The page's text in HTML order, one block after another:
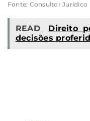
Fonte: Consultor Jurídico
READ
Direito
decisões